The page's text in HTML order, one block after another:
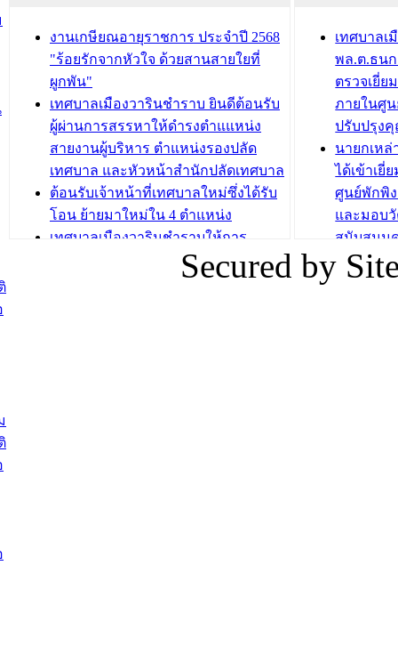
กองสวัสดิการสังคม เทศบาลเมือง
วารินชำราบ จัดโครงการอบรมอาชีพ
ระยะสั้น ประจำปี 2568 (หลักสูตรการ
ถักทอผลิตภัณฑ์จากถุงพลาสติก)
บทความ อื่นๆ ...
ถนนแก่เ
เด็กเล็ก
เทศบาลเ
ปรึกษาห
วัยของอ
บทความ อื่นๆ ...
งานเกษียณอายุราชการ ประจำปี 2568
"ร้อยรักจากหัวใจ ด้วยสานสายใยที่
ผูกพัน"
เทศบาลเมืองวารินชำราบ ยินดีต้อนรับ
ผู้ผ่านการสรรหาให้ดำรงตำแแหน่ง
สายงานผู้บริหาร ตำแหน่งรองปลัด
เทศบาล และหัวหน้าสำนักปลัดเทศบาล
ต้อนรับเจ้าหน้าที่เทศบาลใหม่ซึ่งได้รับ
โอน ย้ายมาใหม่ใน 4 ตำแหน่ง
เทศบาลเมืองวารินชำราบให้การ
ต้อนรับพนักงานเทศบาลผู้ผ่านการ
สรรหาให้ดำรงตำแหน่งสายงานผู้
เทศบาลเ
พล.ต.ธน
ตรวจเยี่ย
ภายในศู
ปรับปรุง
นายกเห
ได้เข้าเยี่
ศูนย์พักพิ
และมอบ
สนับสนุน
ภัยน้ำท่วม
ภาพบรร
Secured by